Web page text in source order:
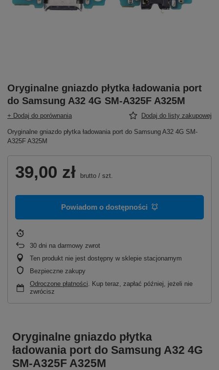
Oryginalne gniazdo płytka ładowania port
do Samsung A32 4G SM-A325F A325M
+ Dodaj do porównania Dodaj do listy zakupowej
Oryginalne gniazdo płytka ładowania port do Samsung A32 4G SM-
A325F A325M
39,00 zł brutto / szt.
Powiadom o dostępności
30 dni na darmowy zwrot
Ten produkt nie jest dostępny w sklepie stacjonarnym
Bezpieczne zakupy
Odroczone płatności . Kup teraz, zapłać później, jeżeli nie
zwrócisz
Oryginalne gniazdo płytka
ładowania port do Samsung A32 4G
SM-A325F A325M